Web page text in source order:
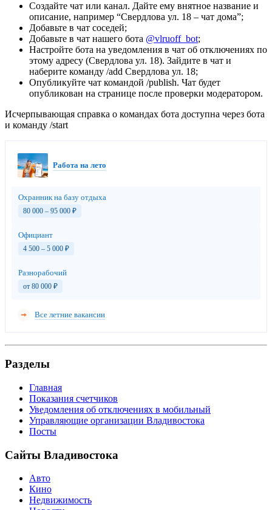
Создайте чат или канал. Дайте ему внятное название и
описание, например “Свердлова ул. 18 – чат дома”;
Добавьте в чат соседей;
Добавьте в чат нашего бота @vlruoff_bot;
Настройте бота на уведомления в чат об отключениях по
этому адресу (Свердлова ул. 18). Зайдите в чат и
наберите команду /add Свердлова ул. 18;
Опубликуйте чат командой /publish. Чат будет
опубликован на странице после проверки модератором.
Исчерпывающая справка о командах бота доступна через бота
и команду /start
Работа на лето
Охранник на базу отдыха
80 000 – 95 000 ₽
Официант
4 500 – 5 000 ₽
Разнорабочий
от 80 000 ₽
Все летние вакансии
Разделы
Главная
Показания счетчиков
Уведомления об отключениях в мобильный
Управляющие организации Владивостока
Посты
Сайты Владивостока
Авто
Кино
Недвижимость